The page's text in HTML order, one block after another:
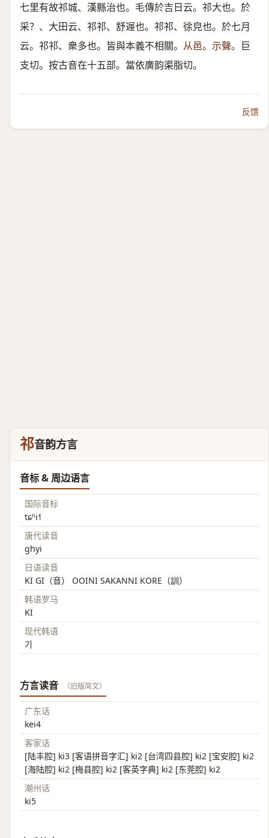
七里有故祁城、漢縣治也。毛傳於吉日云。祁大也。於
采？、大田云、祁祁、舒遟也。祁祁、徐皃也。於七月
云。祁祁、衆多也。皆與本義不相關。 从邑。示聲。 巨
支切。按古音在十五部。當依廣韵渠脂切。
反馈
祁音韵方言
音标 & 周边语言
国际音标
tɕʰi˧˥
唐代读音
ghyi
日语读音
KI GI（音） OOINI SAKANNI KORE（訓）
韩语罗马
KI
现代韩语
기
方言读音 （旧版简文）
广东话
kei4
客家话
[陆丰腔] ki3 [客语拼音字汇] ki2 [台湾四县腔] ki2 [宝安腔] ki2
[海陆腔] ki2 [梅县腔] ki2 [客英字典] ki2 [东莞腔] ki2
潮州话
ki5